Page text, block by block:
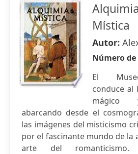
Mística
Autor:
Número
El
conduce al
mágico
abarcando desde el
las imágenes del misticismo
por el fascinante mundo de la
arte del